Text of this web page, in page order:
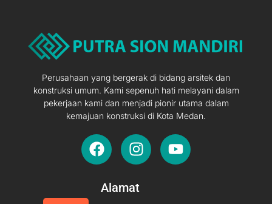
Perusahaan yang bergerak di bidang arsitek dan
konstruksi umum. Kami sepenuh hati melayani dalam
pekerjaan kami dan menjadi pionir utama dalam
kemajuan konstruksi di Kota Medan.
F
a
e
I
n
t
Y
o
Alamat